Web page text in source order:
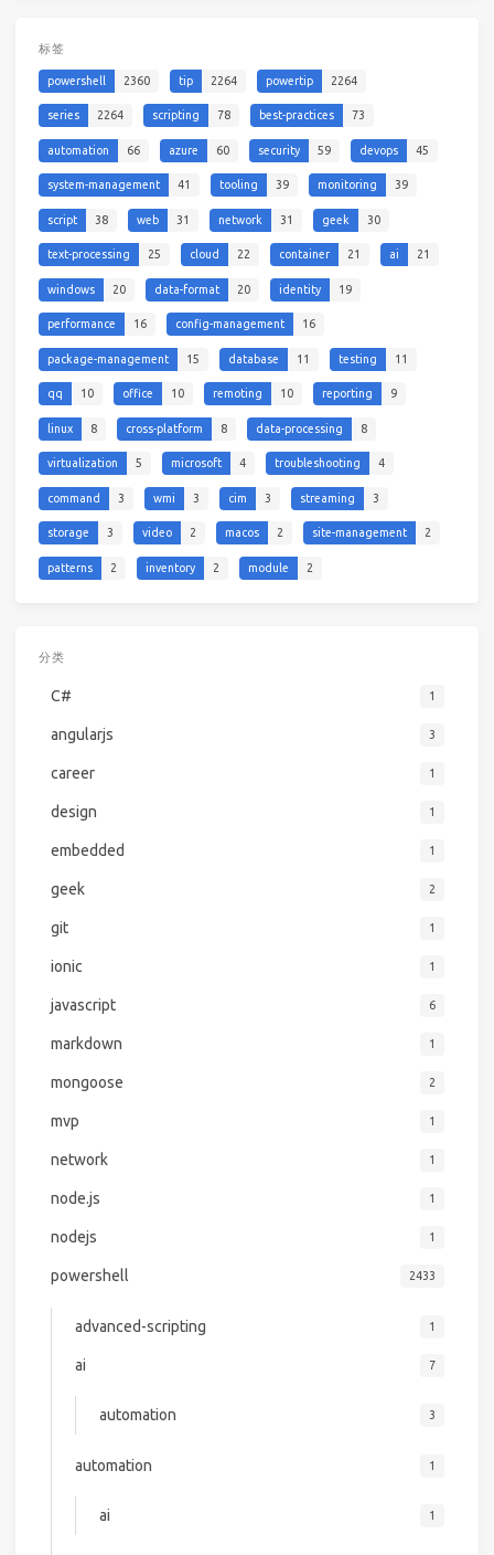
标签
powershell 2360 tip 2264 powertip 2264
series 2264 scripting 78 best-practices 73
automation 66 azure 60 security 59 devops 45
system-management 41 tooling 39 monitoring 39
script 38 web 31 network 31 geek 30
text-processing 25 cloud 22 container 21 ai 21
windows 20 data-format 20 identity 19
performance 16 config-management 16
package-management 15 database 11 testing 11
qq 10 office 10 remoting 10 reporting 9
linux 8 cross-platform 8 data-processing 8
virtualization 5 microsoft 4 troubleshooting 4
command 3 wmi 3 cim 3 streaming 3
storage 3 video 2 macos 2 site-management 2
patterns 2 inventory 2 module 2
分类
C# 1
angularjs 3
career 1
design 1
embedded 1
geek 2
git 1
ionic 1
javascript 6
markdown 1
mongoose 2
mvp 1
network 1
node.js 1
nodejs 1
powershell 2433
advanced-scripting 1
ai 7
automation 3
automation 1
ai 1